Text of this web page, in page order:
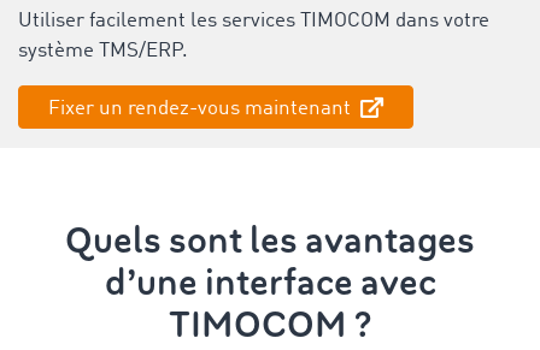
Utiliser facilement les services TIMOCOM dans votre
système TMS/ERP.
Fixer un rendez-vous maintenant
Quels sont les avantages
d’une interface avec
TIMOCOM ?